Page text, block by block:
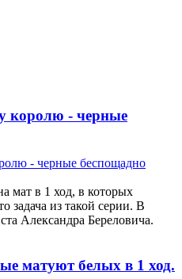
королю - черные
мат в 1 ход, в которых
задача из такой серии. В
Александра Береловича.
матуют белых в 1 ход.